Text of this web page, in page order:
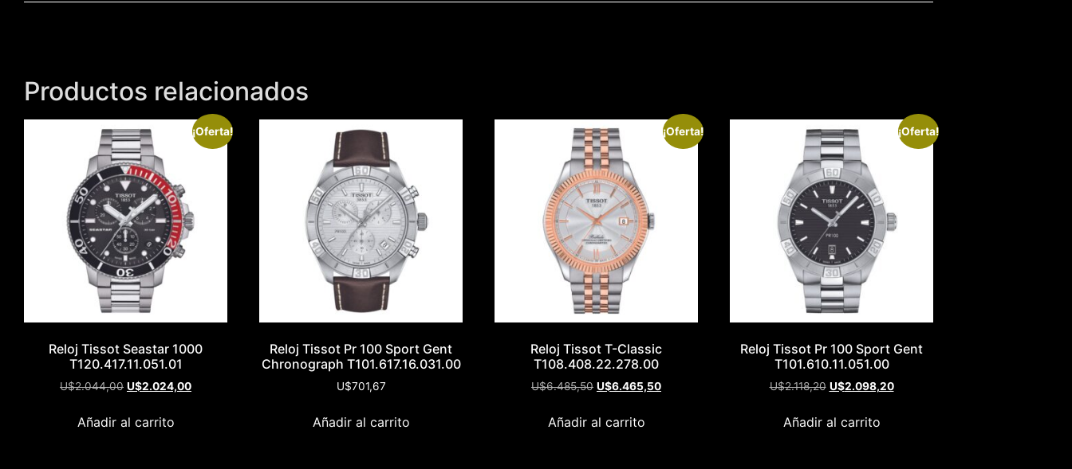
Productos relacionados
¡Oferta!
Reloj Tissot Seastar 1000
T120.417.11.051.01
U$2.044,00 U$2.024,00
Añadir al carrito
Reloj Tissot Pr 100 Sport Gent
Chronograph T101.617.16.031.00
U$701,67
Añadir al carrito
¡Oferta!
Reloj Tissot T-Classic
T108.408.22.278.00
U$6.485,50 U$6.465,50
Añadir al carrito
¡Oferta!
Reloj Tissot Pr 100 Sport Gent
T101.610.11.051.00
U$2.118,20 U$2.098,20
Añadir al carrito